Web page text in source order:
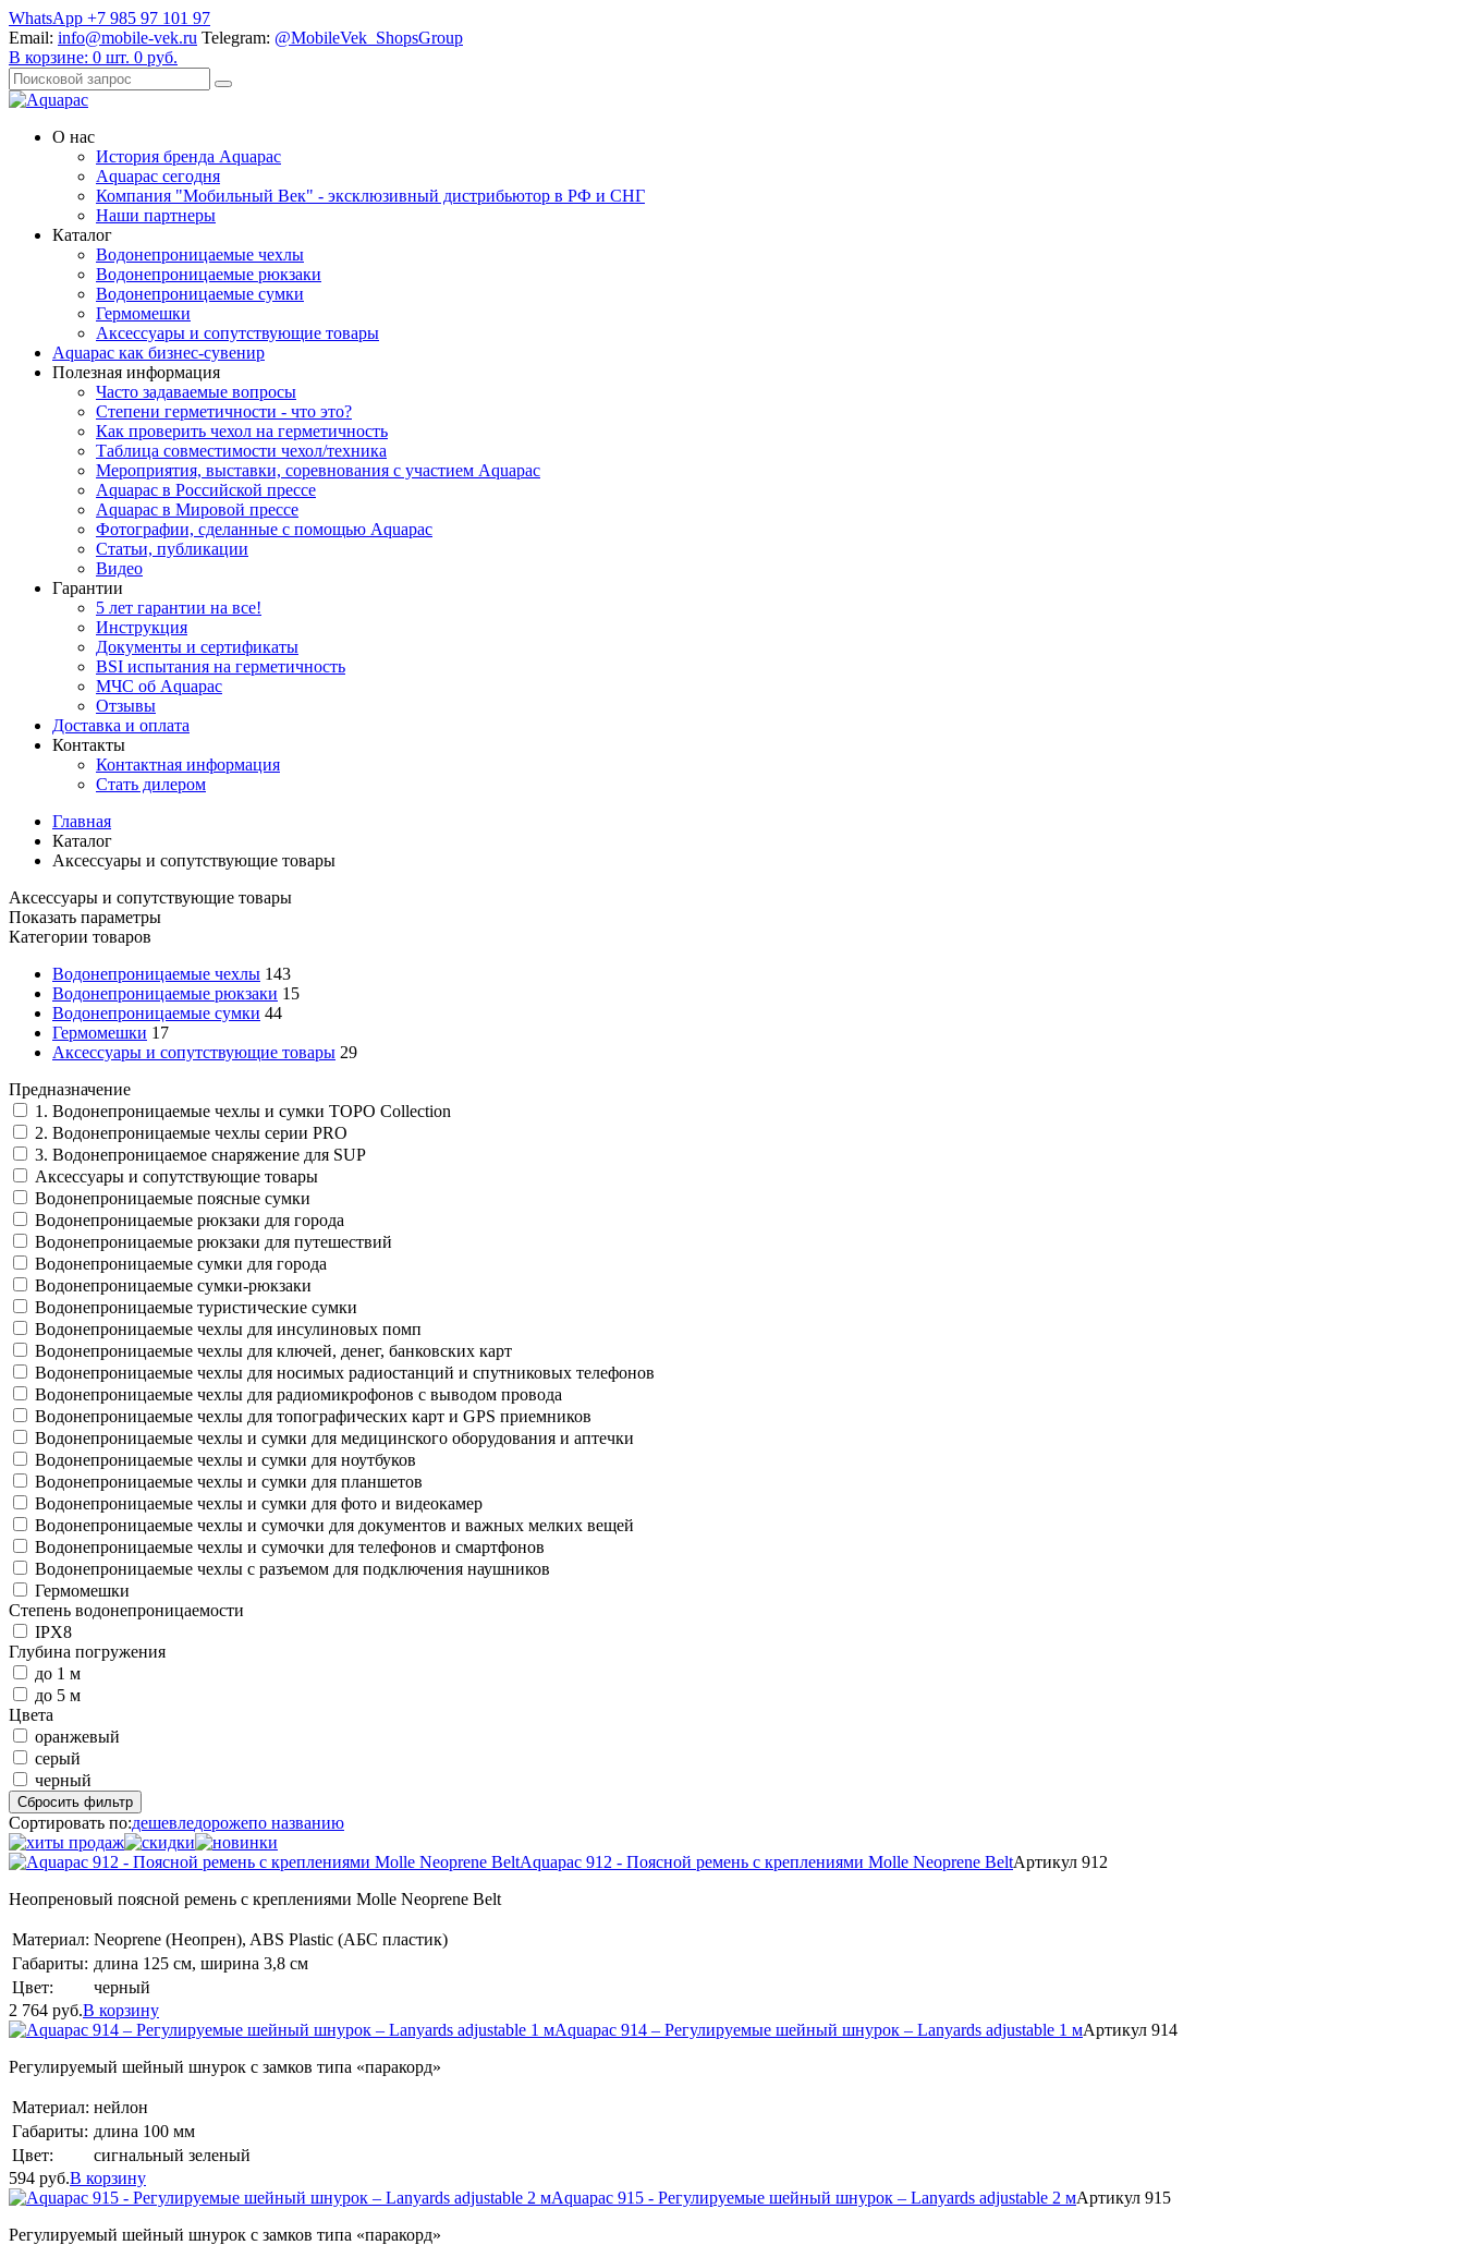
WhatsApp +7 985 97 101 97
Email: info@mobile-vek.ru Telegram: @MobileVek_ShopsGroup
В корзине: 0 шт. 0 руб.
О нас
История бренда Aquapac
Aquapac cегодня
Компания "Мобильный Век" - эксклюзивный дистрибьютор в РФ и СНГ
Наши партнеры
Каталог
Водонепроницаемые чехлы
Водонепроницаемые рюкзаки
Водонепроницаемые сумки
Гермомешки
Аксессуары и сопутствующие товары
Aquapac как бизнес-сувенир
Полезная информация
Часто задаваемые вопросы
Степени герметичности - что это?
Как проверить чехол на герметичность
Таблица совместимости чехол/техника
Мероприятия, выставки, соревнования с участием Aquapac
Aquapac в Российской прессе
Aquapac в Мировой прессе
Фотографии, сделанные с помощью Aquapac
Статьи, публикации
Видео
Гарантии
5 лет гарантии на все!
Инструкция
Документы и сертификаты
BSI испытания на герметичность
МЧС об Aquapac
Отзывы
Доставка и оплата
Контакты
Контактная информация
Стать дилером
Главная
Каталог
Аксессуары и сопутствующие товары
Аксессуары и сопутствующие товары
Показать параметры
Категории товаров
Водонепроницаемые чехлы 143
Водонепроницаемые рюкзаки 15
Водонепроницаемые сумки 44
Гермомешки 17
Аксессуары и сопутствующие товары 29
Предназначение
1. Водонепроницаемые чехлы и сумки TOPO Collection
2. Водонепроницаемые чехлы серии PRO
3. Водонепроницаемое снаряжение для SUP
Аксессуары и сопутствующие товары
Водонепроницаемые поясные сумки
Водонепроницаемые рюкзаки для города
Водонепроницаемые рюкзаки для путешествий
Водонепроницаемые сумки для города
Водонепроницаемые сумки-рюкзаки
Водонепроницаемые туристические сумки
Водонепроницаемые чехлы для инсулиновых помп
Водонепроницаемые чехлы для ключей, денег, банковских карт
Водонепроницаемые чехлы для носимых радиостанций и спутниковых телефонов
Водонепроницаемые чехлы для радиомикрофонов с выводом провода
Водонепроницаемые чехлы для топографических карт и GPS приемников
Водонепроницаемые чехлы и сумки для медицинского оборудования и аптечки
Водонепроницаемые чехлы и сумки для ноутбуков
Водонепроницаемые чехлы и сумки для планшетов
Водонепроницаемые чехлы и сумки для фото и видеокамер
Водонепроницаемые чехлы и сумочки для документов и важных мелких вещей
Водонепроницаемые чехлы и сумочки для телефонов и смартфонов
Водонепроницаемые чехлы с разъемом для подключения наушников
Гермомешки
Степень водонепроницаемости
IPX8
Глубина погружения
до 1 м
до 5 м
Цвета
оранжевый
серый
черный
Сбросить фильтр
Сортировать по:дешевледорожепо названию
Aquapac 912 - Поясной ремень с креплениями Molle Neoprene BeltАртикул 912
Неопреновый поясной ремень с креплениями Molle Neoprene Belt
Материал: Neoprene (Неопрен), ABS Plastic (АБС пластик)
Габариты: длина 125 см, ширина 3,8 см
Цвет:
черный
2 764 руб.В корзину
Aquapac 914 – Регулируемые шейный шнурок – Lanyards adjustable 1 мАртикул 914
Регулируемый шейный шнурок с замков типа «паракорд»
Материал: нейлон
Габариты: длина 100 мм
Цвет:
сигнальный зеленый
594 руб.В корзину
Aquapac 915 - Регулируемые шейный шнурок – Lanyards adjustable 2 мАртикул 915
Регулируемый шейный шнурок с замков типа «паракорд»